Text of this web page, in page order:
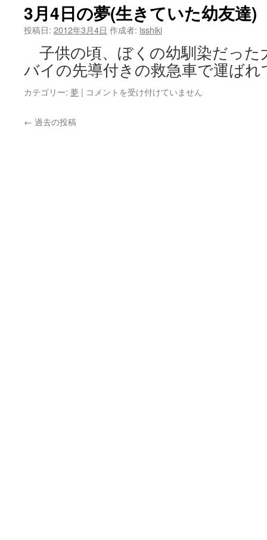
の
夢
家
用
ク
ジ
ラ
3月4日の夢(生きていた幼友達)
投稿日: 2012年3月4日 作成者: isshiki
子供の頃、ぼくの幼馴染だった
バイの先導付きの救急車で運ば
カテゴリー: 夢 | 3
コメントを受け付けていません
← 過去の投稿